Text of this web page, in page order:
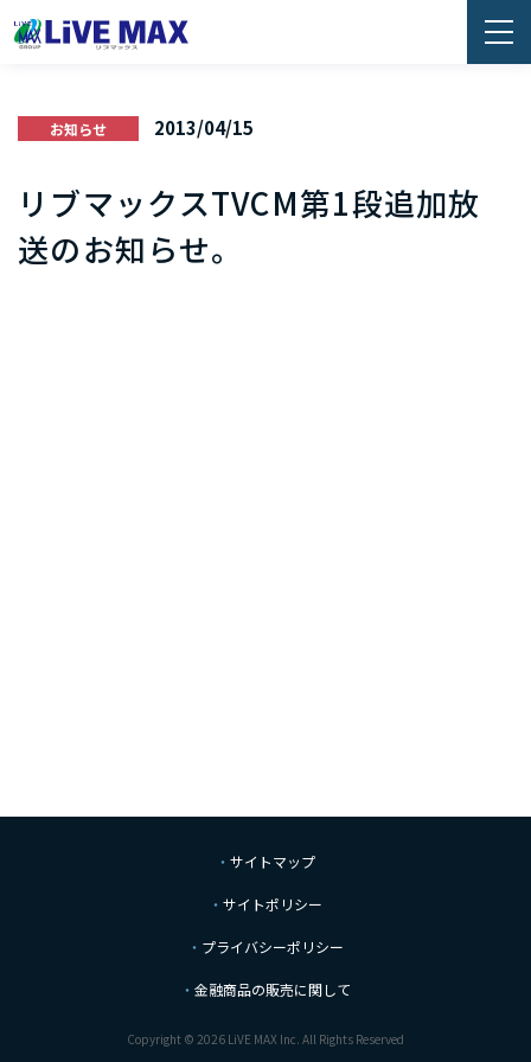
お知らせ 2013/04/15
リブマックスTVCM第1段追加放
送のお知らせ。
サイトマップ
サイトポリシー
プライバシーポリシー
金融商品の販売に関して
Copyright © 2026 LiVE MAX Inc. All Rights Reserved